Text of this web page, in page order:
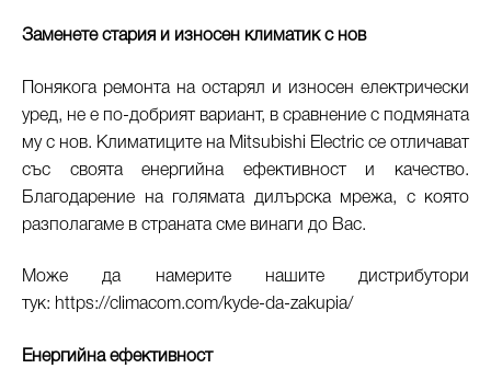
Заменете стария и износен климатик с нов
Понякога ремонта на остарял и износен електрически
уред, не е по-добрият вариант, в сравнение с подмяната
му с нов. Климатиците на Mitsubishi Electric се отличават
със своята енергийна ефективност и качество.
Благодарение на голямата дилърска мрежа, с която
разполагаме в страната сме винаги до Вас.
Може да намерите нашите дистрибутори
тук: https://climacom.com/kyde-da-zakupia/
Енергийна ефективност